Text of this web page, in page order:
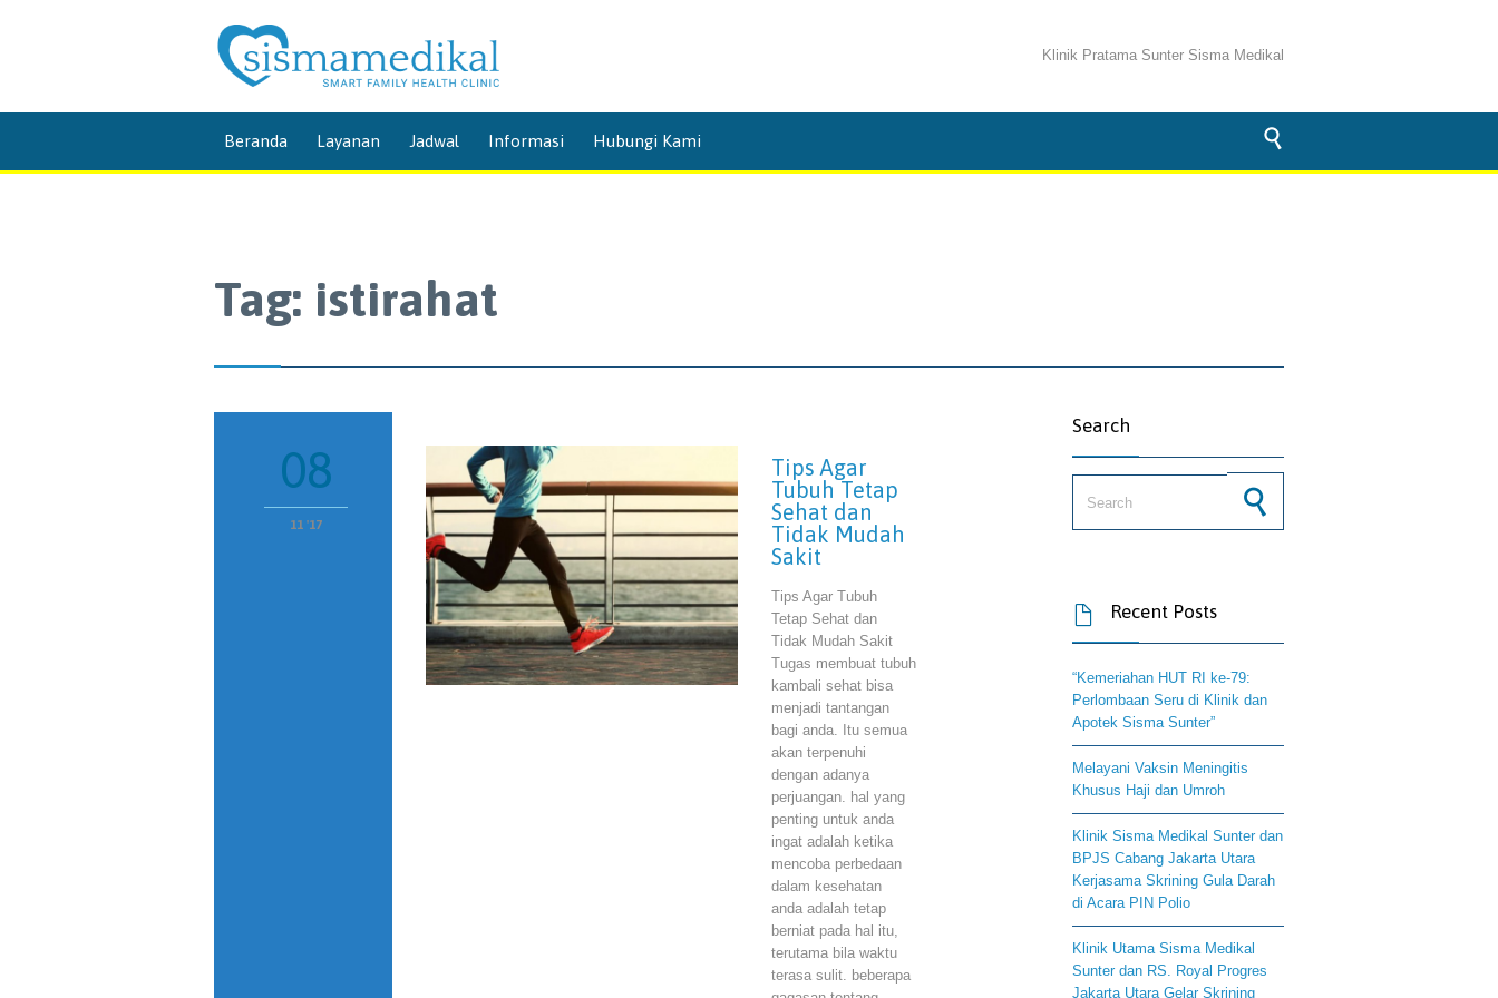
Klinik Pratama Sunter Sisma Medikal
content
Beranda Layanan Jadwal Informasi Hubungi Kami 
Tag: istirahat
08
11 '17
Tips Agar
Tubuh Tetap
Sehat dan
Tidak Mudah
Sakit
Tips Agar Tubuh
Tetap Sehat dan
Tidak Mudah Sakit
Tugas membuat tubuh
kambali sehat bisa
menjadi tantangan
bagi anda. Itu semua
akan terpenuhi
dengan adanya
perjuangan. hal yang
penting untuk anda
ingat adalah ketika
mencoba perbedaan
dalam kesehatan
anda adalah tetap
berniat pada hal itu,
terutama bila waktu
terasa sulit. beberapa
Search
 Recent Posts
“Kemeriahan HUT RI ke-79:
Perlombaan Seru di Klinik dan
Apotek Sisma Sunter”
Melayani Vaksin Meningitis
Khusus Haji dan Umroh
Klinik Sisma Medikal Sunter dan
BPJS Cabang Jakarta Utara
Kerjasama Skrining Gula Darah
di Acara PIN Polio
Klinik Utama Sisma Medikal
Sunter dan RS. Royal Progres
Jakarta Utara Gelar Skrining